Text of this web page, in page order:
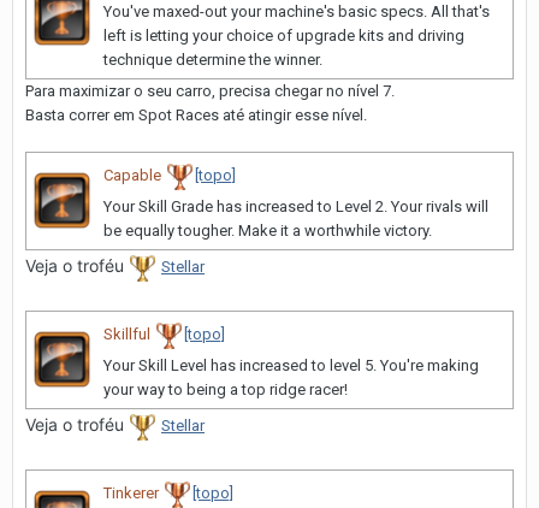
You've maxed-out your machine's basic specs. All that's
left is letting your choice of upgrade kits and driving
technique determine the winner.
Para maximizar o seu carro, precisa chegar no nível 7.
Basta correr em Spot Races até atingir esse nível.
Capable
[topo]
Your Skill Grade has increased to Level 2. Your rivals will
be equally tougher. Make it a worthwhile victory.
Veja o troféu Stellar
Skillful
[topo]
Your Skill Level has increased to level 5. You're making
your way to being a top ridge racer!
Veja o troféu Stellar
Tinkerer
[topo]